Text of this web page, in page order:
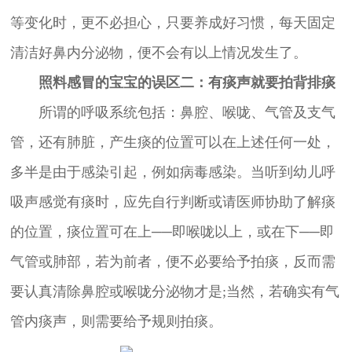
等变化时，更不必担心，只要养成好习惯，每天固定
清洁好鼻内分泌物，便不会有以上情况发生了。
照料感冒的宝宝的误区二：有痰声就要拍背排痰
所谓的呼吸系统包括：鼻腔、喉咙、气管及支气
管，还有肺脏，产生痰的位置可以在上述任何一处，
多半是由于感染引起，例如病毒感染。当听到幼儿呼
吸声感觉有痰时，应先自行判断或请医师协助了解痰
的位置，痰位置可在上──即喉咙以上，或在下──即
气管或肺部，若为前者，便不必要给予拍痰，反而需
要认真清除鼻腔或喉咙分泌物才是;当然，若确实有气
管内痰声，则需要给予规则拍痰。